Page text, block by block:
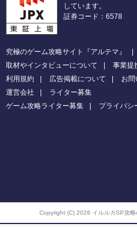
しています。
証券コード：6578
究極のゲーム攻略サイト『アルテマ』
取材やインタビューについて
事業提
利用規約
広告掲載について お
運営会社
ライター募集
ゲーム攻略ライター募集
プライバシ
Copyright (C) 2026 イルルカSP攻略